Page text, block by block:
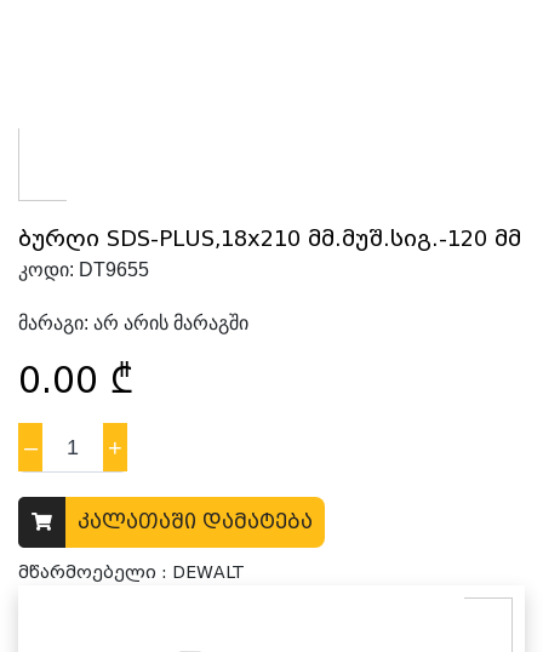
ბურღი SDS-PLUS,18x210 მმ.მუშ.სიგ.-120 მმ
კოდი: DT9655
მარაგი: არ არის მარაგში
0.00 ₾
– 1 +
კალათაში დამატება
მწარმოებელი : DEWALT